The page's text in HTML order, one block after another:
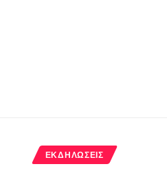
ΕΚΔΗΛΏΣΕΙΣ